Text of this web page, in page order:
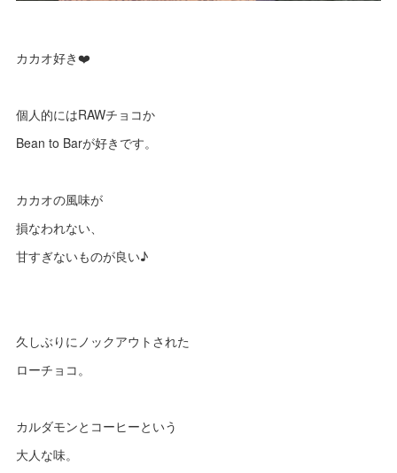
カカオ好き❤️
個人的にはRAWチョコか
Bean to Barが好きです。
カカオの風味が
損なわれない、
甘すぎないものが良い♪
久しぶりにノックアウトされた
ローチョコ。
カルダモンとコーヒーという
大人な味。